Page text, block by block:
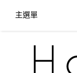
主選單